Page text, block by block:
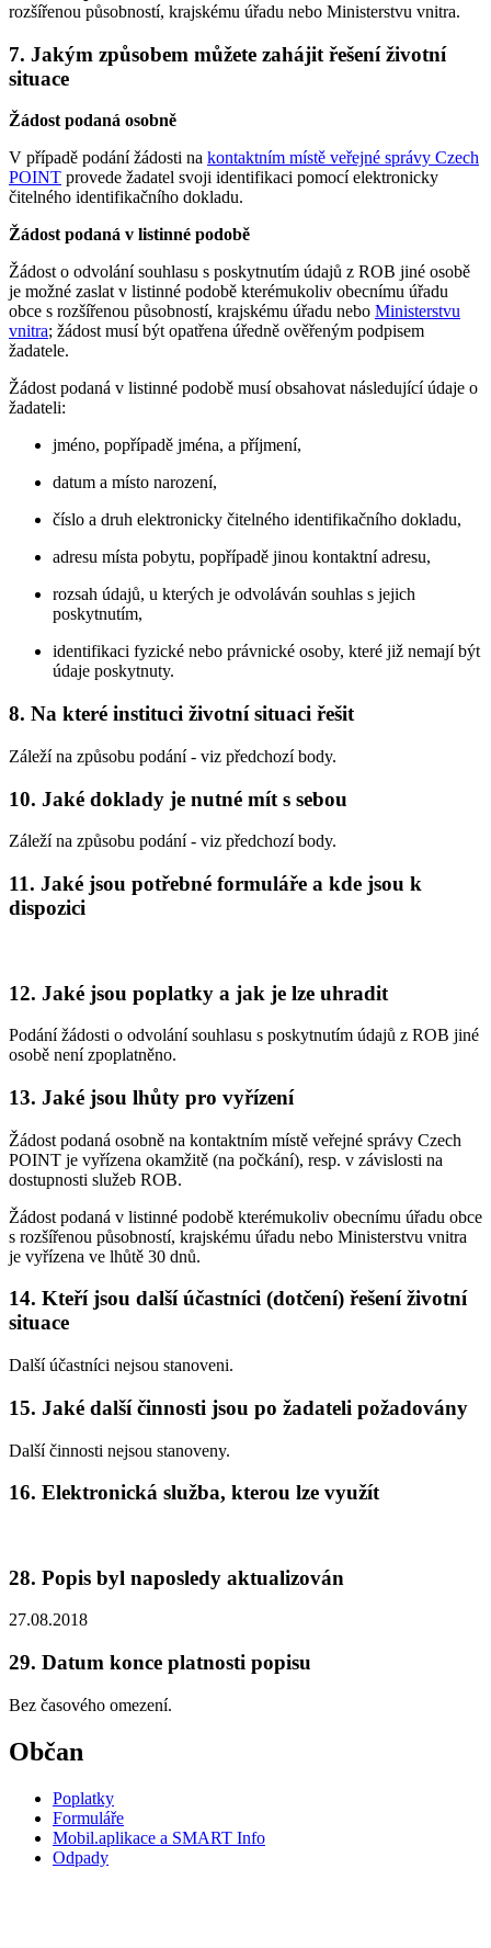
rozšířenou působností, krajskému úřadu nebo Ministerstvu vnitra.
7. Jakým způsobem můžete zahájit řešení životní
situace
Žádost podaná osobně
V případě podání žádosti na kontaktním místě veřejné správy Czech
POINT provede žadatel svoji identifikaci pomocí elektronicky
čitelného identifikačního dokladu.
Žádost podaná v listinné podobě
Žádost o odvolání souhlasu s poskytnutím údajů z ROB jiné osobě
je možné zaslat v listinné podobě kterémukoliv obecnímu úřadu
obce s rozšířenou působností, krajskému úřadu nebo Ministerstvu
vnitra; žádost musí být opatřena úředně ověřeným podpisem
žadatele.
Žádost podaná v listinné podobě musí obsahovat následující údaje o
žadateli:
jméno, popřípadě jména, a příjmení,
datum a místo narození,
číslo a druh elektronicky čitelného identifikačního dokladu,
adresu místa pobytu, popřípadě jinou kontaktní adresu,
rozsah údajů, u kterých je odvoláván souhlas s jejich
poskytnutím,
identifikaci fyzické nebo právnické osoby, které již nemají být
údaje poskytnuty.
8. Na které instituci životní situaci řešit
Záleží na způsobu podání - viz předchozí body.
10. Jaké doklady je nutné mít s sebou
Záleží na způsobu podání - viz předchozí body.
11. Jaké jsou potřebné formuláře a kde jsou k
dispozici
12. Jaké jsou poplatky a jak je lze uhradit
Podání žádosti o odvolání souhlasu s poskytnutím údajů z ROB jiné
osobě není zpoplatněno.
13. Jaké jsou lhůty pro vyřízení
Žádost podaná osobně na kontaktním místě veřejné správy Czech
POINT je vyřízena okamžitě (na počkání), resp. v závislosti na
dostupnosti služeb ROB.
Žádost podaná v listinné podobě kterémukoliv obecnímu úřadu obce
s rozšířenou působností, krajskému úřadu nebo Ministerstvu vnitra
je vyřízena ve lhůtě 30 dnů.
14. Kteří jsou další účastníci (dotčení) řešení životní
situace
Další účastníci nejsou stanoveni.
15. Jaké další činnosti jsou po žadateli požadovány
Další činnosti nejsou stanoveny.
16. Elektronická služba, kterou lze využít
28. Popis byl naposledy aktualizován
27.08.2018
29. Datum konce platnosti popisu
Bez časového omezení.
Občan
Poplatky
Formuláře
Mobil.aplikace a SMART Info
Odpady